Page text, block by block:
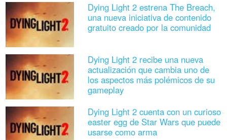
Dying Light 2 estrena The Breach,
una nueva iniciativa de contenido
gratuito creado por la comunidad
Dying Light 2 recibe una nueva
actualización que cambia uno de
los aspectos más polémicos de su
gameplay
Dying Light 2 cuenta con un curioso
easter egg de Star Wars que puede
usarse como arma